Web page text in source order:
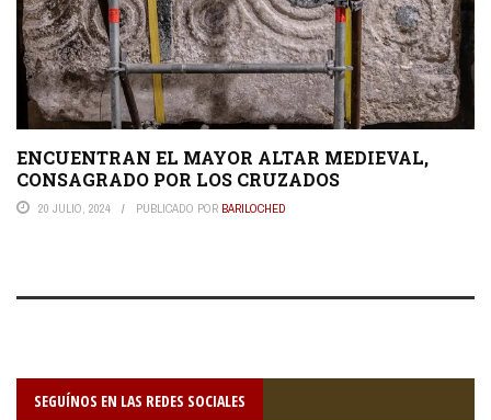
ENCUENTRAN EL MAYOR ALTAR MEDIEVAL,
CONSAGRADO POR LOS CRUZADOS
20 JULIO, 2024 PUBLICADO POR BARILOCHED
SEGUÍNOS EN LAS REDES SOCIALES